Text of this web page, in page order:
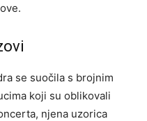
se suočila s brojnim
koji su oblikovali
njena uzorica